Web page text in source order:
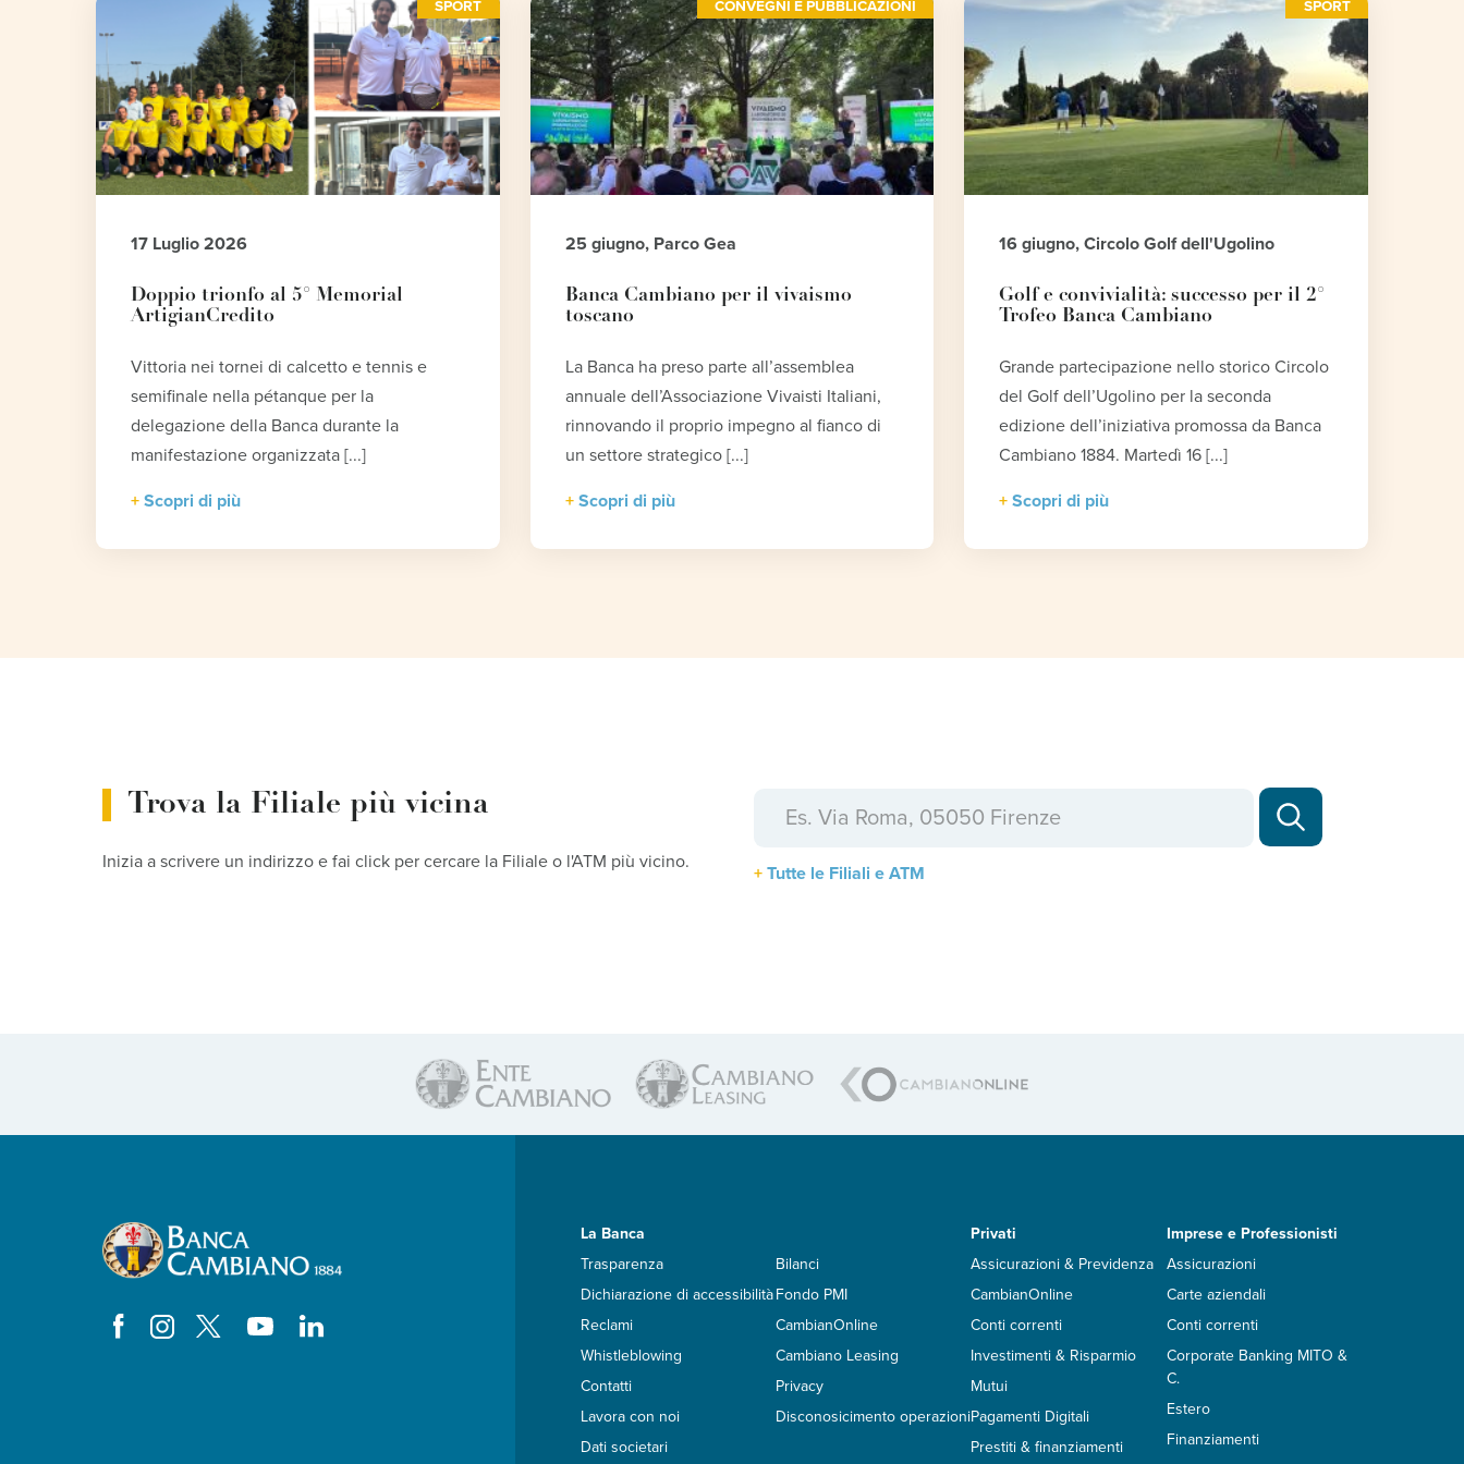
SPORT
17 Luglio 2026
Doppio trionfo al 5° Memorial
ArtigianCredito
Vittoria nei tornei di calcetto e tennis e
semifinale nella pétanque per la
delegazione della Banca durante la
manifestazione organizzata [...]
Scopri di più
CONVEGNI E PUBBLICAZIONI
25 giugno, Parco Gea
Banca Cambiano per il vivaismo
toscano
La Banca ha preso parte all’assemblea
annuale dell’Associazione Vivaisti Italiani,
rinnovando il proprio impegno al fianco di
un settore strategico [...]
Scopri di più
SPORT
16 giugno, Circolo Golf dell'Ugolino
Golf e convivialità: successo per il 2°
Trofeo Banca Cambiano
Grande partecipazione nello storico Circolo
del Golf dell’Ugolino per la seconda
edizione dell’iniziativa promossa da Banca
Cambiano 1884. Martedì 16 [...]
Scopri di più
Trova la Filiale più vicina
Inizia a scrivere un indirizzo e fai click per cercare la Filiale o l'ATM più vicino.
Tutte le Filiali e ATM
La Banca
Trasparenza
Dichiarazione di accessibilità
Reclami
Whistleblowing
Contatti
Lavora con noi
Dati societari
Bilanci
Fondo PMI
CambianOnline
Cambiano Leasing
Privacy
Disconosicimento operazioni
Privati
Assicurazioni & Previdenza
CambianOnline
Conti correnti
Investimenti & Risparmio
Mutui
Pagamenti Digitali
Prestiti & finanziamenti
Imprese e Professionisti
Assicurazioni
Carte aziendali
Conti correnti
Corporate Banking MITO &
C.
Estero
Finanziamenti